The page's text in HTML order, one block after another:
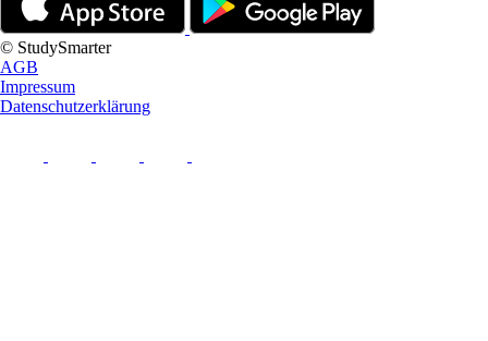
© StudySmarter
AGB
Impressum
Datenschutzerklärung